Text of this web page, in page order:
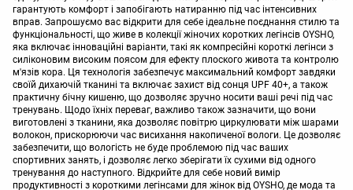
гарантують комфорт і запобігають натиранню під час інтенсивних
вправ. Запрошуємо вас відкрити для себе ідеальне поєднання стилю та
функціональності, що живе в колекції жіночих коротких легінсів OYSHO,
яка включає інноваційні варіанти, такі як компресійні короткі легінси з
силіконовим високим поясом для ефекту плоского живота та контролю
м'язів кора. Ця технологія забезпечує максимальний комфорт завдяки
своїй дихаючій тканині та включає захист від сонця UPF 40+, а також
практичну бічну кишеню, що дозволяє зручно носити ваші речі під час
тренувань. Щодо їхніх переваг, важливо також зазначити, що вони
виготовлені з тканини, яка дозволяє повітрю циркулювати між шарами
волокон, прискорюючи час висихання накопиченої вологи. Це дозволяє
забезпечити, що вологість не буде проблемою під час ваших
спортивних занять, і дозволяє легко зберігати їх сухими від одного
тренування до наступного. Відкрийте для себе новий вимір
продуктивності з короткими легінсами для жінок від OYSHO, де мода та